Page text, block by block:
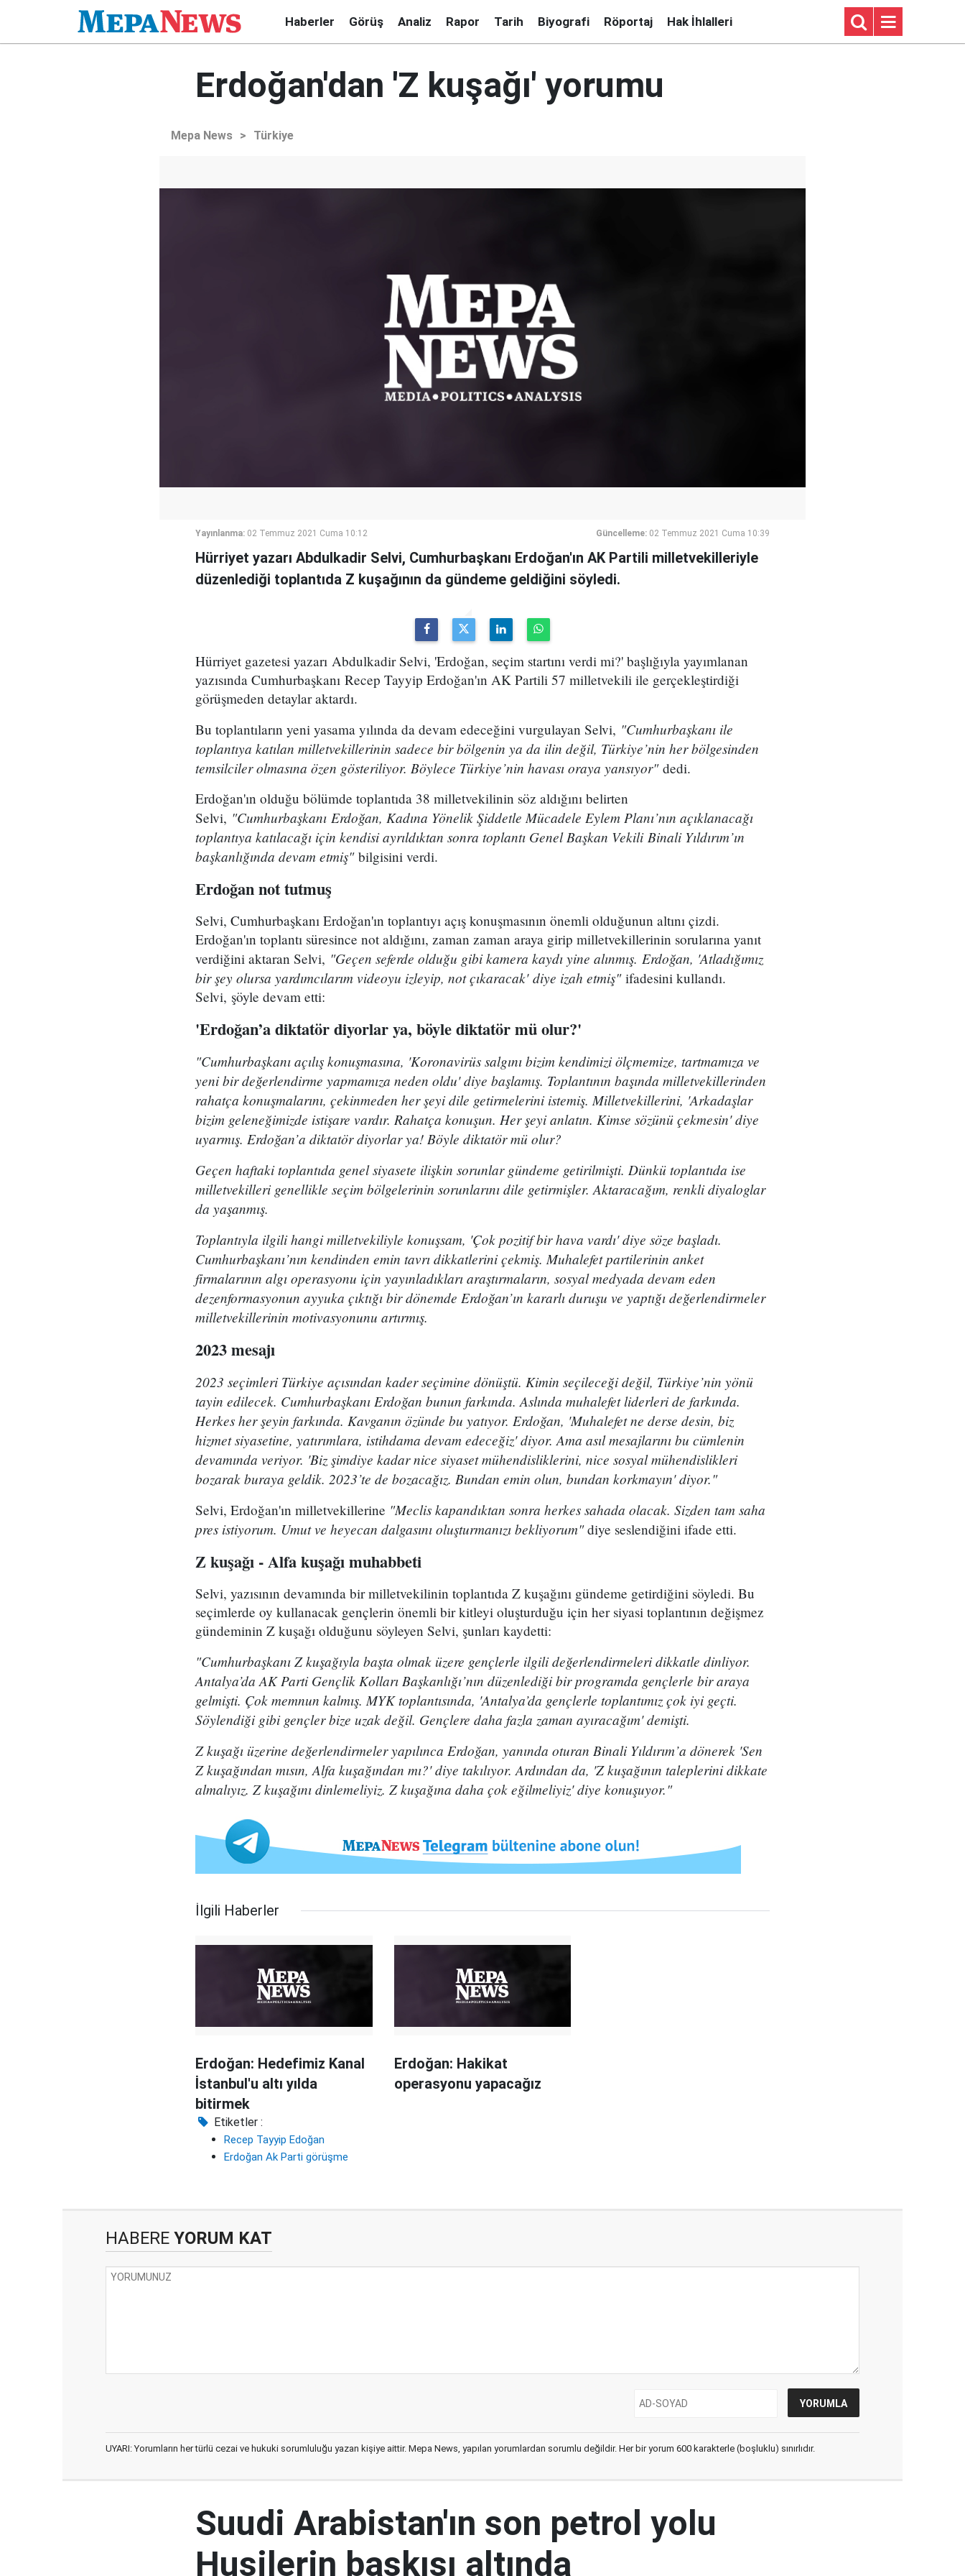
Haberler Görüş Analiz Rapor Tarih Biyografi Röportaj Hak İhlalleri
Erdoğan'dan 'Z kuşağı' yorumu
Mepa News > Türkiye
Yayınlanma: 02 Temmuz 2021 Cuma 10:12 Güncelleme: 02 Temmuz 2021 Cuma 10:39
Hürriyet yazarı Abdulkadir Selvi, Cumhurbaşkanı Erdoğan'ın AK Partili milletvekilleriyle
düzenlediği toplantıda Z kuşağının da gündeme geldiğini söyledi.
Hürriyet gazetesi yazarı Abdulkadir Selvi, 'Erdoğan, seçim startını verdi mi?' başlığıyla yayımlanan
yazısında Cumhurbaşkanı Recep Tayyip Erdoğan'ın AK Partili 57 milletvekili ile gerçekleştirdiği
görüşmeden detaylar aktardı.
Bu toplantıların yeni yasama yılında da devam edeceğini vurgulayan Selvi, "Cumhurbaşkanı ile
toplantıya katılan milletvekillerinin sadece bir bölgenin ya da ilin değil, Türkiye’nin her bölgesinden
temsilciler olmasına özen gösteriliyor. Böylece Türkiye’nin havası oraya yansıyor"dedi.
Erdoğan'ın olduğu bölümde toplantıda 38 milletvekilinin söz aldığını belirten
Selvi, "Cumhurbaşkanı Erdoğan, Kadına Yönelik Şiddetle Mücadele Eylem Planı’nın açıklanacağı
toplantıya katılacağı için kendisi ayrıldıktan sonra toplantı Genel Başkan Vekili Binali Yıldırım’ın
başkanlığında devam etmiş"bilgisini verdi.
Erdoğan not tutmuş
Selvi, Cumhurbaşkanı Erdoğan'ın toplantıyı açış konuşmasının önemli olduğunun altını çizdi.
Erdoğan'ın toplantı süresince not aldığını, zaman zaman araya girip milletvekillerinin sorularına yanıt
verdiğini aktaran Selvi, "Geçen seferde olduğu gibi kamera kaydı yine alınmış. Erdoğan, 'Atladığımız
bir şey olursa yardımcılarım videoyu izleyip, not çıkaracak' diye izah etmiş"ifadesini kullandı.
Selvi, şöyle devam etti:
'Erdoğan’a diktatör diyorlar ya, böyle diktatör mü olur?'
"Cumhurbaşkanı açılış konuşmasına, 'Koronavirüs salgını bizim kendimizi ölçmemize, tartmamıza ve
yeni bir değerlendirme yapmamıza neden oldu' diye başlamış. Toplantının başında milletvekillerinden
rahatça konuşmalarını, çekinmeden her şeyi dile getirmelerini istemiş. Milletvekillerini, 'Arkadaşlar
bizim geleneğimizde istişare vardır. Rahatça konuşun. Her şeyi anlatın. Kimse sözünü çekmesin' diye
uyarmış. Erdoğan’a diktatör diyorlar ya! Böyle diktatör mü olur?
Geçen haftaki toplantıda genel siyasete ilişkin sorunlar gündeme getirilmişti. Dünkü toplantıda ise
milletvekilleri genellikle seçim bölgelerinin sorunlarını dile getirmişler. Aktaracağım, renkli diyaloglar
da yaşanmış.
Toplantıyla ilgili hangi milletvekiliyle konuşsam, 'Çok pozitif bir hava vardı' diye söze başladı.
Cumhurbaşkanı’nın kendinden emin tavrı dikkatlerini çekmiş. Muhalefet partilerinin anket
firmalarının algı operasyonu için yayınladıkları araştırmaların, sosyal medyada devam eden
dezenformasyonun ayyuka çıktığı bir dönemde Erdoğan’ın kararlı duruşu ve yaptığı değerlendirmeler
milletvekillerinin motivasyonunu artırmış.
2023 mesajı
2023 seçimleri Türkiye açısından kader seçimine dönüştü. Kimin seçileceği değil, Türkiye’nin yönü
tayin edilecek. Cumhurbaşkanı Erdoğan bunun farkında. Aslında muhalefet liderleri de farkında.
Herkes her şeyin farkında. Kavganın özünde bu yatıyor. Erdoğan, 'Muhalefet ne derse desin, biz
hizmet siyasetine, yatırımlara, istihdama devam edeceğiz' diyor. Ama asıl mesajlarını bu cümlenin
devamında veriyor. 'Biz şimdiye kadar nice siyaset mühendisliklerini, nice sosyal mühendislikleri
bozarak buraya geldik. 2023’te de bozacağız. Bundan emin olun, bundan korkmayın' diyor."
Selvi, Erdoğan'ın milletvekillerine "Meclis kapandıktan sonra herkes sahada olacak. Sizden tam saha
pres istiyorum. Umut ve heyecan dalgasını oluşturmanızı bekliyorum"diye seslendiğini ifade etti.
Z kuşağı - Alfa kuşağı muhabbeti
Selvi, yazısının devamında bir milletvekilinin toplantıda Z kuşağını gündeme getirdiğini söyledi. Bu
seçimlerde oy kullanacak gençlerin önemli bir kitleyi oluşturduğu için her siyasi toplantının değişmez
gündeminin Z kuşağı olduğunu söyleyen Selvi, şunları kaydetti:
"Cumhurbaşkanı Z kuşağıyla başta olmak üzere gençlerle ilgili değerlendirmeleri dikkatle dinliyor.
Antalya’da AK Parti Gençlik Kolları Başkanlığı’nın düzenlediği bir programda gençlerle bir araya
gelmişti. Çok memnun kalmış. MYK toplantısında, 'Antalya’da gençlerle toplantımız çok iyi geçti.
Söylendiği gibi gençler bize uzak değil. Gençlere daha fazla zaman ayıracağım' demişti.
Z kuşağı üzerine değerlendirmeler yapılınca Erdoğan, yanında oturan Binali Yıldırım’a dönerek 'Sen
Z kuşağından mısın, Alfa kuşağından mı?' diye takılıyor. Ardından da, 'Z kuşağının taleplerini dikkate
almalıyız. Z kuşağını dinlemeliyiz. Z kuşağına daha çok eğilmeliyiz' diye konuşuyor."
İlgili Haberler
Erdoğan: Hedefimiz Kanal
İstanbul'u altı yılda
bitirmek
Erdoğan: Hakikat
operasyonu yapacağız
Etiketler :
Recep Tayyip Edoğan
Erdoğan Ak Parti görüşme
HABERE YORUM KAT
UYARI: Yorumların her türlü cezai ve hukuki sorumluluğu yazan kişiye aittir. Mepa News, yapılan yorumlardan sorumlu değildir. Her bir yorum 600 karakterle (boşluklu) sınırlıdır.
Suudi Arabistan'ın son petrol yolu
Husilerin baskısı altında